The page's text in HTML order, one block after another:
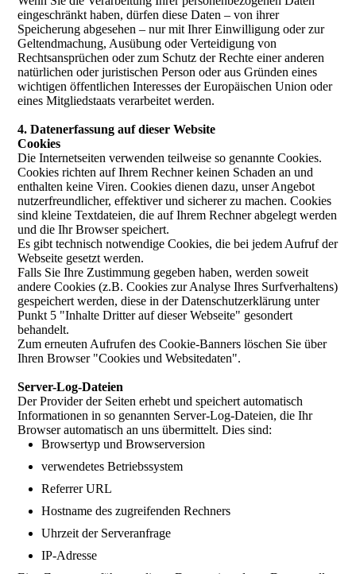
eingeschränkt haben, dürfen diese Daten – von ihrer
Speicherung abgesehen – nur mit Ihrer Einwilligung oder zur
Geltendmachung, Ausübung oder Verteidigung von
Rechtsansprüchen oder zum Schutz der Rechte einer anderen
natürlichen oder juristischen Person oder aus Gründen eines
wichtigen öffentlichen Interesses der Europäischen Union oder
eines Mitgliedstaats verarbeitet werden.
4. Datenerfassung auf dieser Website
Cookies
Die Internetseiten verwenden teilweise so genannte Cookies.
Cookies richten auf Ihrem Rechner keinen Schaden an und
enthalten keine Viren. Cookies dienen dazu, unser Angebot
nutzerfreundlicher, effektiver und sicherer zu machen. Cookies
sind kleine Textdateien, die auf Ihrem Rechner abgelegt werden
und die Ihr Browser speichert.
Es gibt technisch notwendige Cookies, die bei jedem Aufruf der
Webseite gesetzt werden.
Falls Sie Ihre Zustimmung gegeben haben, werden soweit
andere Cookies (z.B. Cookies zur Analyse Ihres Surfverhaltens)
gespeichert werden, diese in der Datenschutzerklärung unter
Punkt 5 "Inhalte Dritter auf dieser Webseite" gesondert
behandelt.
Zum erneuten Aufrufen des Cookie-Banners löschen Sie über
Ihren Browser "Cookies und Websitedaten".
Server-Log-Dateien
Der Provider der Seiten erhebt und speichert automatisch
Informationen in so genannten Server-Log-Dateien, die Ihr
Browser automatisch an uns übermittelt. Dies sind:
Browsertyp und Browserversion
verwendetes Betriebssystem
Referrer URL
Hostname des zugreifenden Rechners
Uhrzeit der Serveranfrage
IP-Adresse